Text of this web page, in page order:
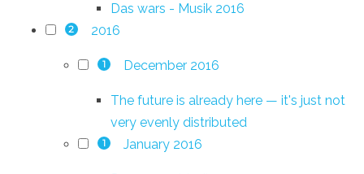
Das wars - Musik 2016
2 2016
1 December 2016
The future is already here — it's just not
very evenly distributed
1 January 2016